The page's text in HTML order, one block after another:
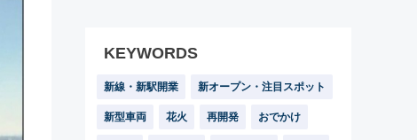
KEYWORDS
新線・新駅開業 新オープン・注目スポット
新型車両 花火 再開発 おでかけ